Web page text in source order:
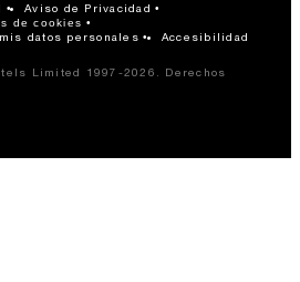
Aviso de Privacidad
de cookies
datos personales Accesibilidad
Limited 1997-2026. Derechos